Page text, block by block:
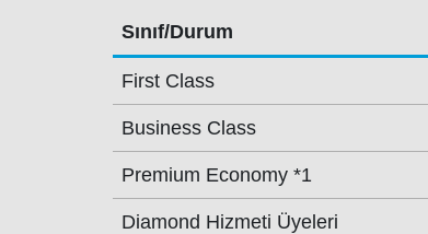
Sınıf/Durum
First Class
Business Class
Premium Economy *1
Diamond Hizmeti Üyeleri